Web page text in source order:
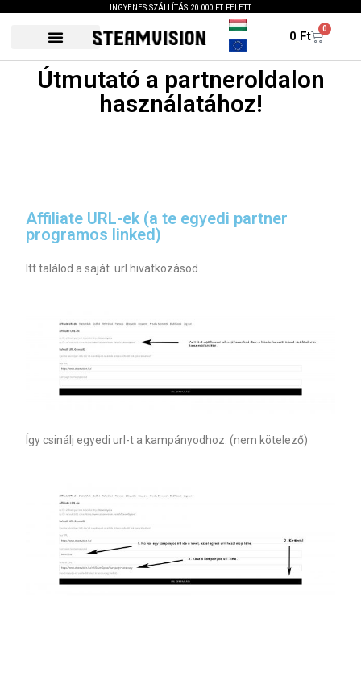
INGYENES SZÁLLÍTÁS 20.000 FT FELETT
0 Ft
0
Útmutató a partneroldalon
használatához!
Affiliate URL-ek (a te egyedi partner
programos linked)
Itt találod a saját url hivatkozásod.
Így csinálj egyedi url-t a kampányodhoz. (nem kötelező)